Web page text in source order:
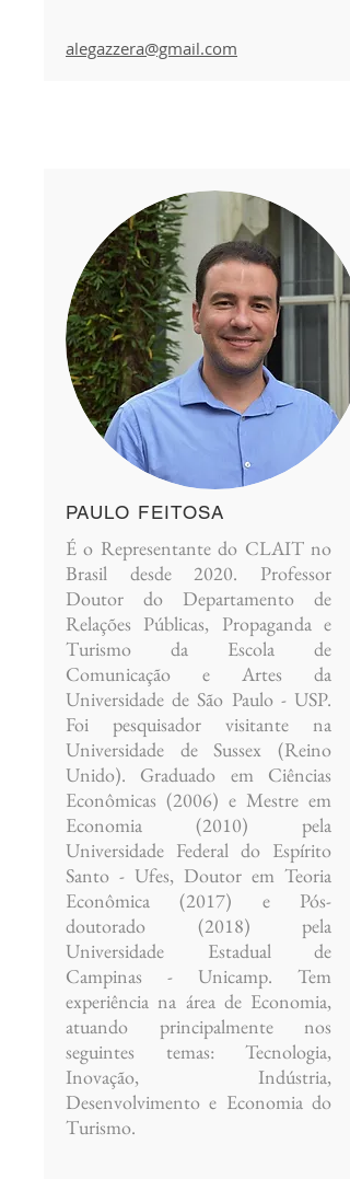
alegazzera@gmail.com
PAULO FEITOSA
É o Representante do CLAIT no
Brasil desde 2020. Professor
Doutor do Departamento de
Relações Públicas, Propaganda e
Turismo da Escola de
Comunicação e Artes da
Universidade de São Paulo - USP.
Foi pesquisador visitante na
Universidade de Sussex (Reino
Unido). Graduado em Ciências
Econômicas (2006) e Mestre em
Economia (2010) pela
Universidade Federal do Espírito
Santo - Ufes, Doutor em Teoria
Econômica (2017) e Pós-
doutorado (2018) pela
Universidade Estadual de
Campinas - Unicamp. Tem
experiência na área de Economia,
atuando principalmente nos
seguintes temas: Tecnologia,
Inovação, Indústria,
Desenvolvimento e Economia do
Turismo.